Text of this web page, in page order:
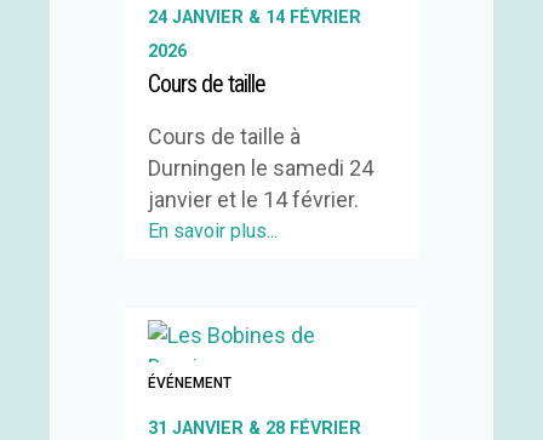
Cours de taille
24 JANVIER & 14 FÉVRIER
2026
Cours de taille à
Durningen le samedi 24
janvier et le 14 février.
En savoir plus...
ÉVÉNEMENT
31 JANVIER & 28 FÉVRIER